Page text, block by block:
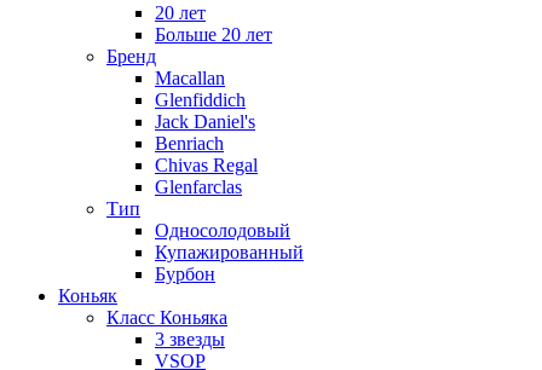
20 лет
Больше 20 лет
Бренд
Macallan
Glenfiddich
Jack Daniel's
Benriach
Chivas Regal
Glenfarclas
Тип
Односолодовый
Купажированный
Бурбон
Коньяк
Класс Коньяка
3 звезды
VSOP